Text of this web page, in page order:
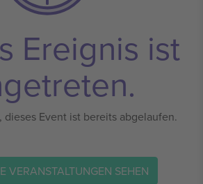
Ereignis ist
dieses Event ist bereits abgelaufen.
VERANSTALTUNGEN SEHEN